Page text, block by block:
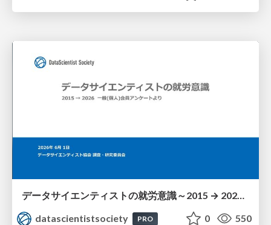
データサイエンティストの就労意識～2015 → 2026 一般(個人)会員アンケートより
datascientistsociety
PRO 0 550